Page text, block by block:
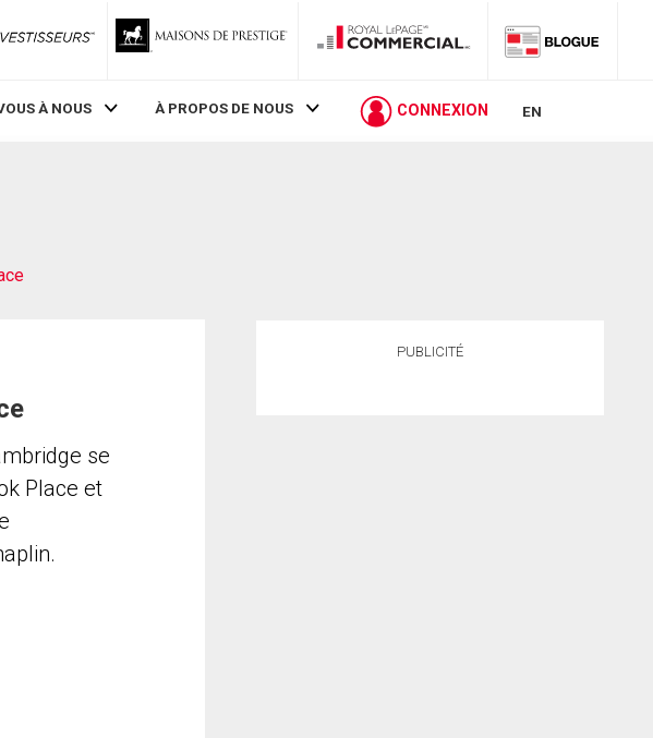
ZoneInvestisseurs RLP
À NOUS À PROPOS DE NOUS CONNEXION EN
se
Place et
PUBLICITÉ